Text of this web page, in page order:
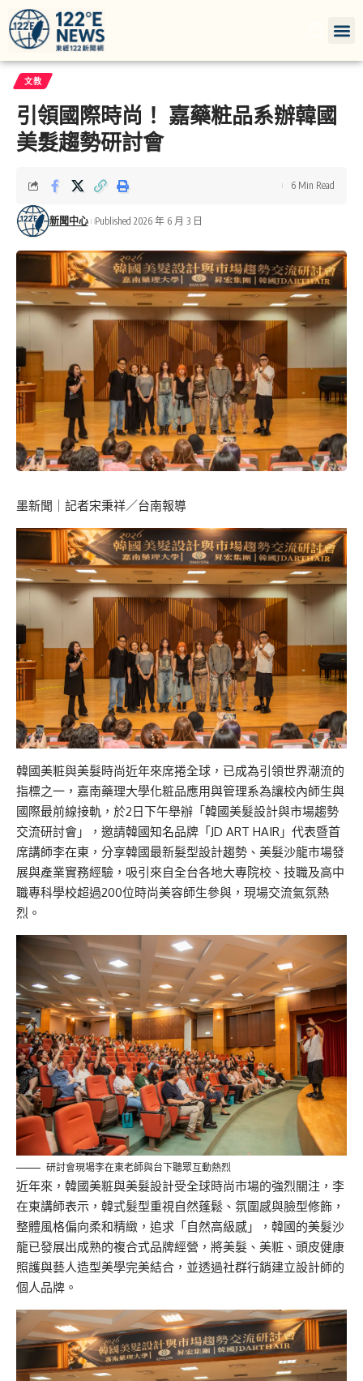
文教
引領國際時尚！ 嘉藥粧品系辦韓國
美髮趨勢研討會
新聞中心 Published 2026 年 6 月 3 日
6 Min Read
墨新聞 ｜記者宋秉祥／台南報導
韓國美粧與美髮時尚近年來席捲全球，已成為引領世界潮流的
指標之一，嘉南藥理大學化粧品應用與管理系為讓校內師生與
國際最前線接軌，於2日下午舉辦「韓國美髮設計與市場趨勢
交流研討會」，邀請韓國知名品牌「JD ART HAIR」代表暨首
席講師李在東，分享韓國最新髮型設計趨勢、美髮沙龍市場發
展與產業實務經驗，吸引來自全台各地大專院校、技職及高中
職專科學校超過200位時尚美容師生參與，現場交流氣氛熱
烈。
研討會現場李在東老師與台下聽眾互動熱烈
近年來，韓國美粧與美髮設計受全球時尚市場的強烈關注，李
在東講師表示，韓式髮型重視自然蓬鬆、氛圍感與臉型修飾，
整體風格偏向柔和精緻，追求「自然高級感」，韓國的美髮沙
龍已發展出成熟的複合式品牌經營，將美髮、美粧、頭皮健康
照護與藝人造型美學完美結合，並透過社群行銷建立設計師的
個人品牌。